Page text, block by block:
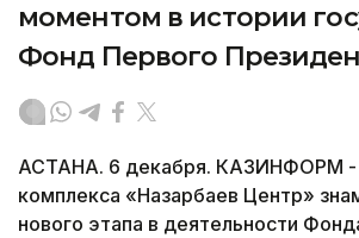
моментом в истории
Фонд Первого
АСТАНА. 6 декабря. КАЗИНФОРМ -
комплекса «Назарбаев Центр»
нового этапа в деятельности